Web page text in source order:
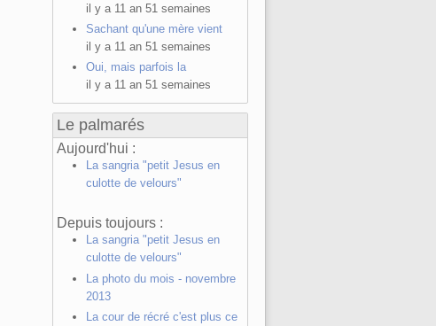
il y a 11 an 51 semaines
Sachant qu'une mère vient
il y a 11 an 51 semaines
Oui, mais parfois la
il y a 11 an 51 semaines
Le palmarés
Aujourd'hui :
La sangria "petit Jesus en
culotte de velours"
Depuis toujours :
La sangria "petit Jesus en
culotte de velours"
La photo du mois - novembre
2013
La cour de récré c'est plus ce